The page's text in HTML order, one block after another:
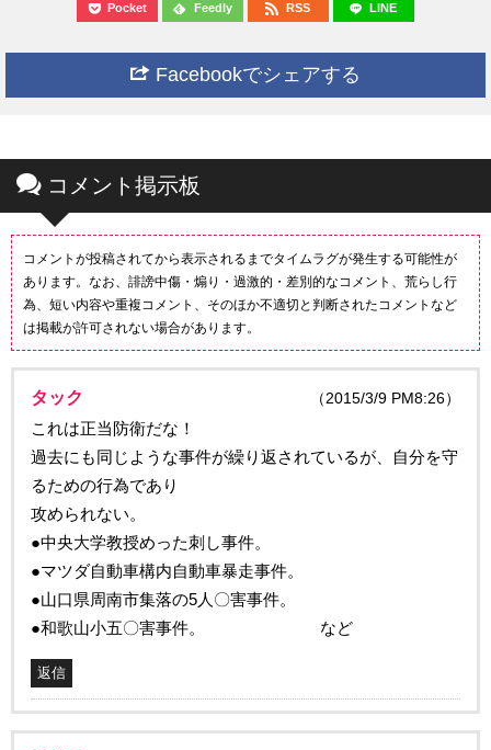
Pocket Feedly RSS LINE
Facebookでシェアする
コメント掲示板
コメントが投稿されてから表示されるまでタイムラグが発生する可能性が
あります。なお、誹謗中傷・煽り・過激的・差別的なコメント、荒らし行
為、短い内容や重複コメント、そのほか不適切と判断されたコメントなど
は掲載が許可されない場合があります。
タック （2015/3/9 PM8:26）
これは正当防衛だな！
過去にも同じような事件が繰り返されているが、自分を守
るための行為であり
攻められない。
●中央大学教授めった刺し事件。
●マツダ自動車構内自動車暴走事件。
●山口県周南市集落の5人〇害事件。
●和歌山小五〇害事件。 など
返信